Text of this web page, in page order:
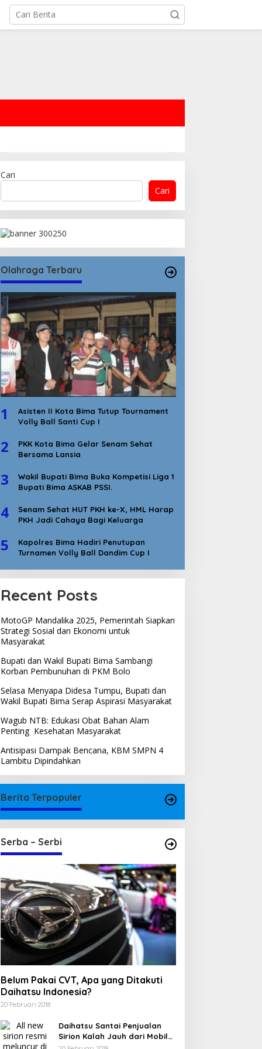
Cari
Cari
Olahraga Terbaru
1
Asisten II Kota Bima Tutup Tournament
Volly Ball Santi Cup I
2
PKK Kota Bima Gelar Senam Sehat
Bersama Lansia
3
Wakil Bupati Bima Buka Kompetisi Liga 1
Bupati Bima ASKAB PSSI.
4
Senam Sehat HUT PKH ke-X, HML Harap
PKH Jadi Cahaya Bagi Keluarga
5
Kapolres Bima Hadiri Penutupan
Turnamen Volly Ball Dandim Cup I
Recent Posts
MotoGP Mandalika 2025, Pemerintah Siapkan
Strategi Sosial dan Ekonomi untuk
Masyarakat
Bupati dan Wakil Bupati Bima Sambangi
Korban Pembunuhan di PKM Bolo
Selasa Menyapa Didesa Tumpu, Bupati dan
Wakil Bupati Bima Serap Aspirasi Masyarakat
Wagub NTB: Edukasi Obat Bahan Alam
Penting Kesehatan Masyarakat
Antisipasi Dampak Bencana, KBM SMPN 4
Lambitu Dipindahkan
Berita Terpopuler
Serba – Serbi
Belum Pakai CVT, Apa yang Ditakuti
Daihatsu Indonesia?
20 Februari 2018
Daihatsu Santai Penjualan
Sirion Kalah Jauh dari Mobil
LCGC